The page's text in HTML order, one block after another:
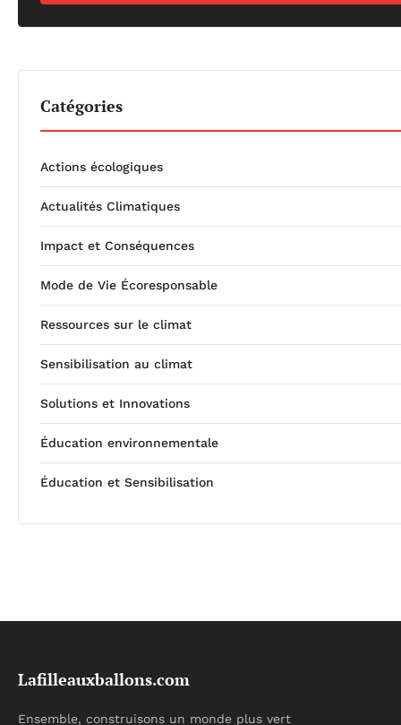
Catégories
Actions écologiques
Actualités Climatiques
Impact et Conséquences
Mode de Vie Écoresponsable
Ressources sur le climat
Sensibilisation au climat
Solutions et Innovations
Éducation environnementale
Éducation et Sensibilisation
Lafilleauxballons.com
Ensemble, construisons un monde plus vert